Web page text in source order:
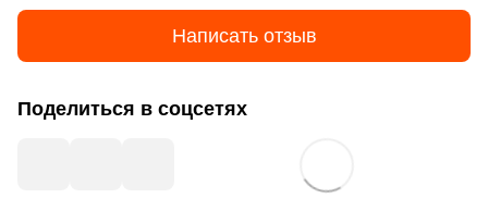
Написать отзыв
Поделиться в соцсетях